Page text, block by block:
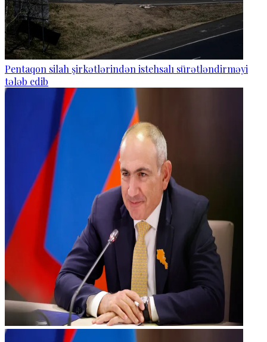
Pentaqon silah şirkətlərindən istehsalı sürətləndirməyi
tələb edib